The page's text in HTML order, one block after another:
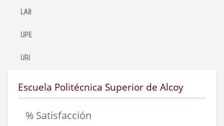
LAB
UPE
URI
Escuela Politécnica Superior de Alcoy
% Satisfacción